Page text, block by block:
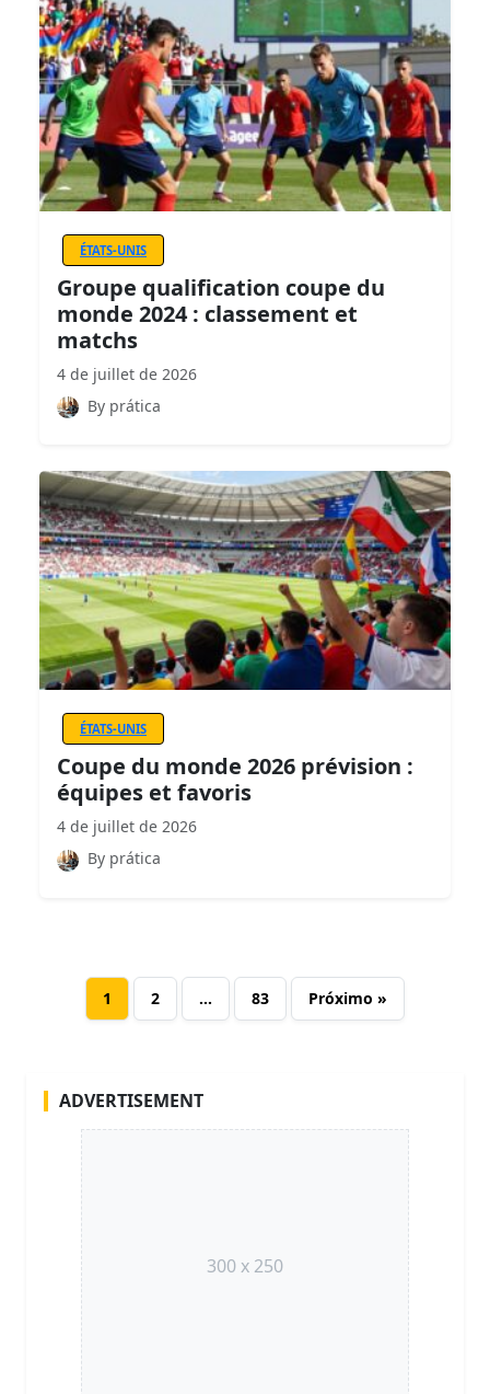
ÉTATS-UNIS
Groupe qualification coupe du
monde 2024 : classement et
matchs
4 de juillet de 2026
By prática
ÉTATS-UNIS
Coupe du monde 2026 prévision :
équipes et favoris
4 de juillet de 2026
By prática
1 2 … 83 Próximo »
ADVERTISEMENT
300 x 250